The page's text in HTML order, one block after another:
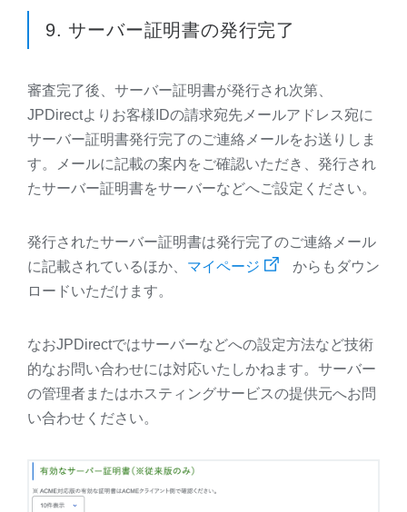
9. サーバー証明書の発行完了
審査完了後、サーバー証明書が発行され次第、
JPDirectよりお客様IDの請求宛先メールアドレス宛に
サーバー証明書発行完了のご連絡メールをお送りしま
す。メールに記載の案内をご確認いただき、発行され
たサーバー証明書をサーバーなどへご設定ください。
発行されたサーバー証明書は発行完了のご連絡メール
に記載されているほか、 マイページ
からもダウン
ロードいただけます。
なおJPDirectではサーバーなどへの設定方法など技術
的なお問い合わせには対応いたしかねます。サーバー
の管理者またはホスティングサービスの提供元へお問
い合わせください。